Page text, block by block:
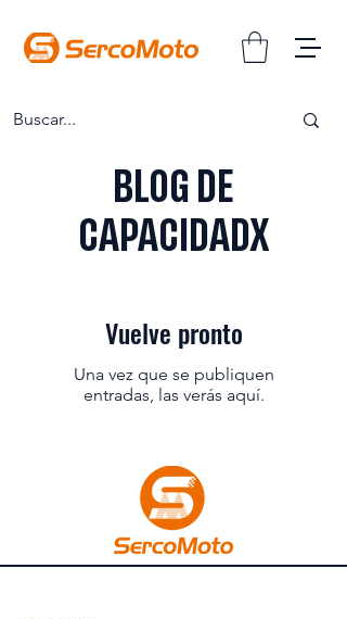
BLOG DE
CAPACIDADX
Vuelve pronto
Una vez que se publiquen
entradas, las verás aquí.